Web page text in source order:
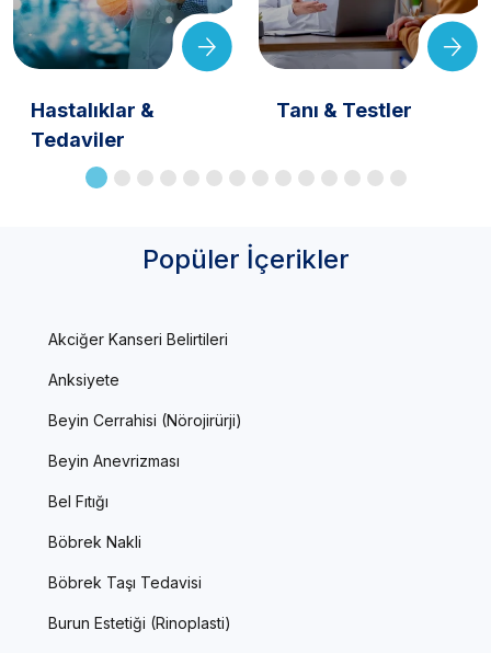
Hastalıklar &
Tedaviler
Tanı & Testler
Popüler İçerikler
Akciğer Kanseri Belirtileri
Anksiyete
Beyin Cerrahisi (Nörojirürji)
Beyin Anevrizması
Bel Fıtığı
Böbrek Nakli
Böbrek Taşı Tedavisi
Burun Estetiği (Rinoplasti)